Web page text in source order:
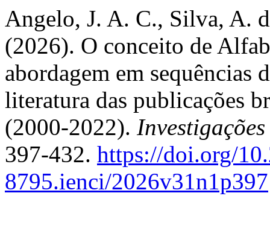
Angelo, J. A. C., Silva, A.
(2026). O conceito de
abordagem em sequências
literatura das publicações
(2000-2022).
397-432. https://doi.org/
8795.ienci/2026v31n1p397